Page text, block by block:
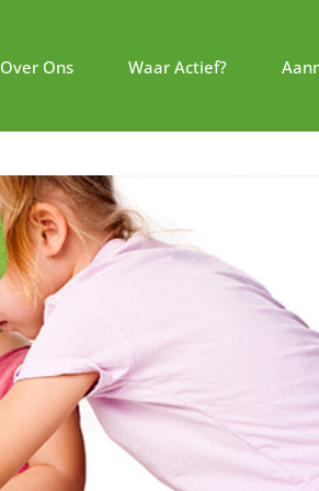
Over Ons Waar Actief?